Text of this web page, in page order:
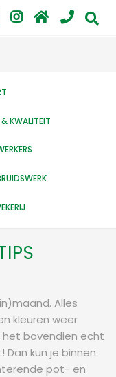
KWALITEIT
Alles
kleuren weer
het bovendien echt
kun je binnen
pot- en